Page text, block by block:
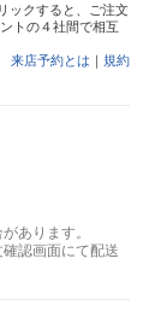
ックすると、ご注文
トの４社間で相互
来店予約とは ｜ 規約
あります。
認画面にて配送